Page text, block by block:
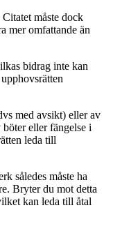
måste dock
mer omfattande än
bidrag inte kan
med avsikt) eller av
eller fängelse i
leda till
således måste ha
Bryter du mot detta
kan leda till åtal